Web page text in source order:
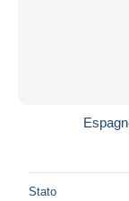
Stato